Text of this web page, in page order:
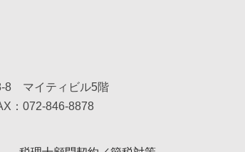
8 マイティビル5階
：072-846-8878